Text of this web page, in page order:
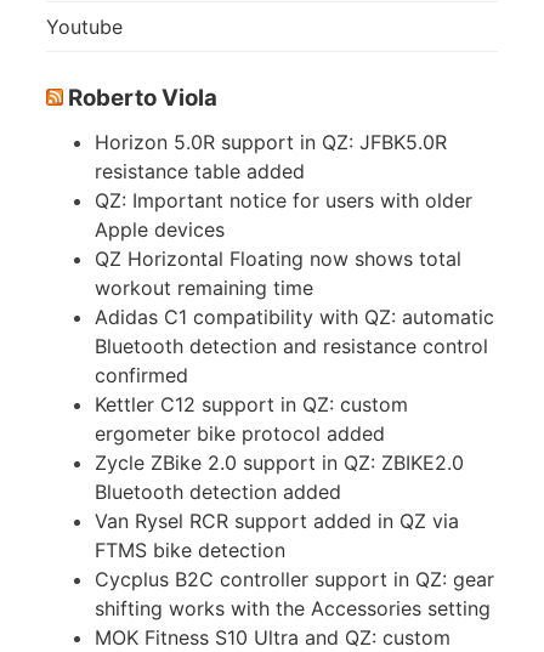
Youtube
Roberto Viola
Horizon 5.0R support in QZ: JFBK5.0R
resistance table added
QZ: Important notice for users with older
Apple devices
QZ Horizontal Floating now shows total
workout remaining time
Adidas C1 compatibility with QZ: automatic
Bluetooth detection and resistance control
confirmed
Kettler C12 support in QZ: custom
ergometer bike protocol added
Zycle ZBike 2.0 support in QZ: ZBIKE2.0
Bluetooth detection added
Van Rysel RCR support added in QZ via
FTMS bike detection
Cycplus B2C controller support in QZ: gear
shifting works with the Accessories setting
MOK Fitness S10 Ultra and QZ: custom